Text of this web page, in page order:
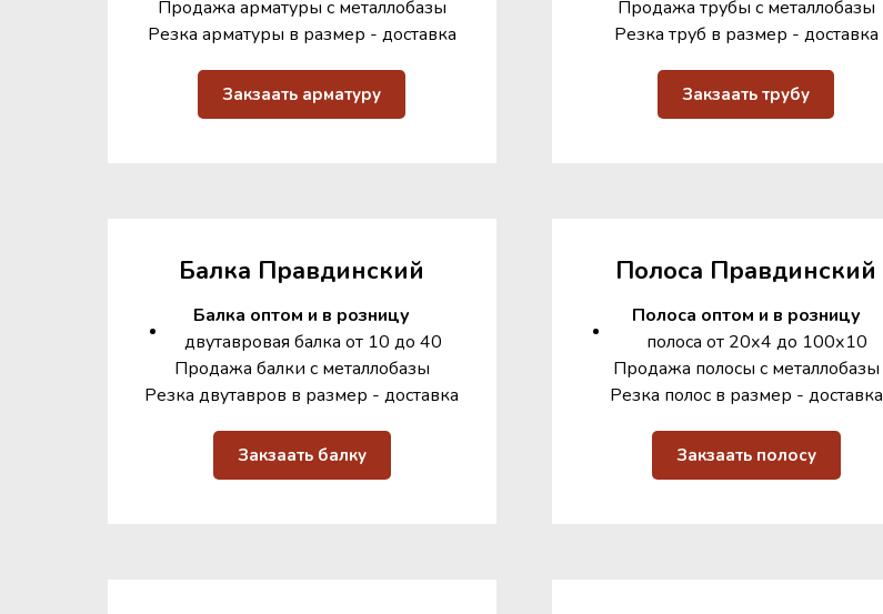
Продажа арматуры с металлобазы
Резка арматуры в размер - доставка
Закзаать арматуру
Продажа трубы с металлобазы
Резка труб в размер - доставка
Закзаать трубу
Балка Правдинский
Балка оптом и в розницу
двутавровая балка от 10 до 40
Продажа балки с металлобазы
Резка двутавров в размер - доставка
Закзаать балку
Полоса Правдинский
Полоса оптом и в розницу
полоса от 20х4 до 100х10
Продажа полосы с металлобазы
Резка полос в размер - доставка
Закзаать полосу